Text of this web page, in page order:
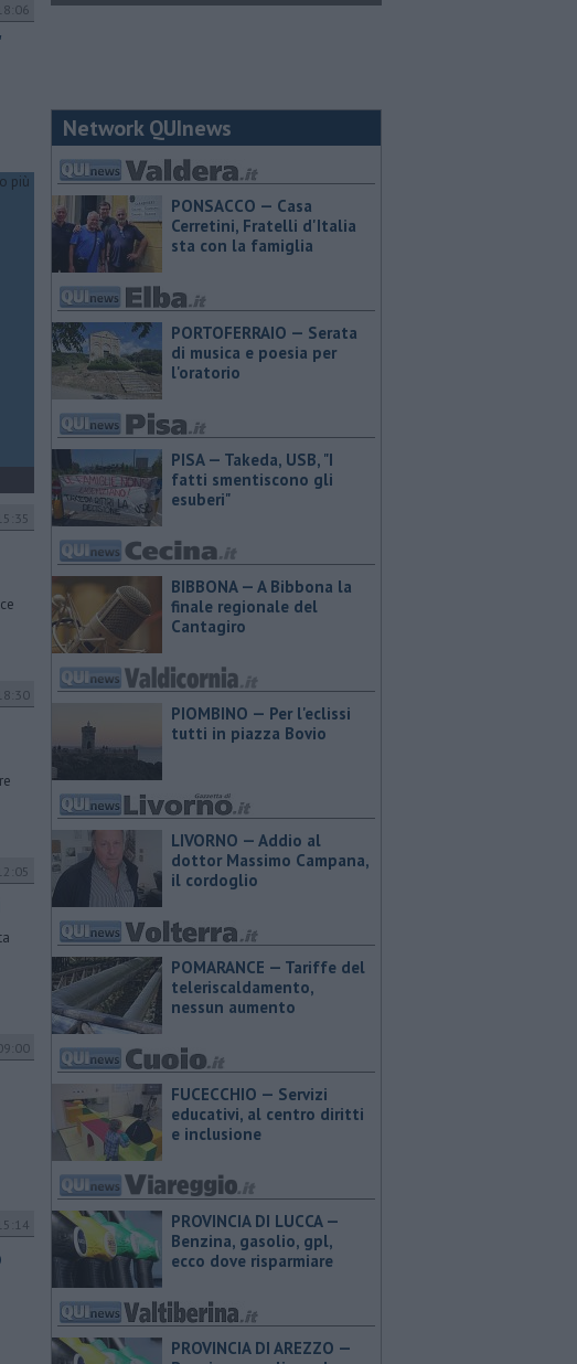
Network QUInews
PONSACCO — Casa
Cerretini, Fratelli d'Italia
sta con la famiglia
PORTOFERRAIO — Serata
di musica e poesia per
l'oratorio
PISA — Takeda, USB, "I
fatti smentiscono gli
esuberi"
BIBBONA — A Bibbona la
finale regionale del
Cantagiro
PIOMBINO — Per l'eclissi
tutti in piazza Bovio
LIVORNO — Addio al
dottor Massimo Campana,
il cordoglio
POMARANCE — Tariffe del
teleriscaldamento,
nessun aumento
FUCECCHIO — Servizi
educativi, al centro diritti
e inclusione
PROVINCIA DI LUCCA — ​
Benzina, gasolio, gpl,
ecco dove risparmiare
PROVINCIA DI AREZZO — ​